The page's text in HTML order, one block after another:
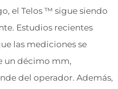
el Telos ™ sigue siendo
Estudios recientes
las mediciones se
un décimo mm,
del operador. Además,